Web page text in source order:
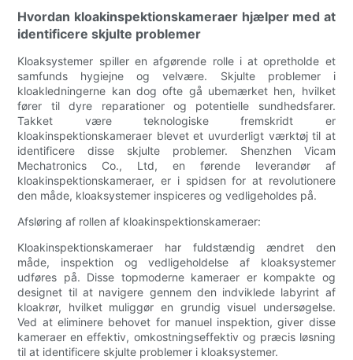
Hvordan kloakinspektionskameraer hjælper med at
identificere skjulte problemer
Kloaksystemer spiller en afgørende rolle i at opretholde et
samfunds hygiejne og velvære. Skjulte problemer i
kloakledningerne kan dog ofte gå ubemærket hen, hvilket
fører til dyre reparationer og potentielle sundhedsfarer.
Takket være teknologiske fremskridt er
kloakinspektionskameraer blevet et uvurderligt værktøj til at
identificere disse skjulte problemer. Shenzhen Vicam
Mechatronics Co., Ltd, en førende leverandør af
kloakinspektionskameraer, er i spidsen for at revolutionere
den måde, kloaksystemer inspiceres og vedligeholdes på.
Afsløring af rollen af kloakinspektionskameraer:
Kloakinspektionskameraer har fuldstændig ændret den
måde, inspektion og vedligeholdelse af kloaksystemer
udføres på. Disse topmoderne kameraer er kompakte og
designet til at navigere gennem den indviklede labyrint af
kloakrør, hvilket muliggør en grundig visuel undersøgelse.
Ved at eliminere behovet for manuel inspektion, giver disse
kameraer en effektiv, omkostningseffektiv og præcis løsning
til at identificere skjulte problemer i kloaksystemer.